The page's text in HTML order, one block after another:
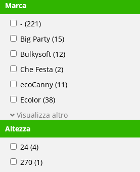
Marca
- (221)
Big Party (15)
Bulkysoft (12)
Che Festa (2)
ecoCanny (11)
Ecolor (38)
Visualizza altro
Altezza
24 (4)
270 (1)